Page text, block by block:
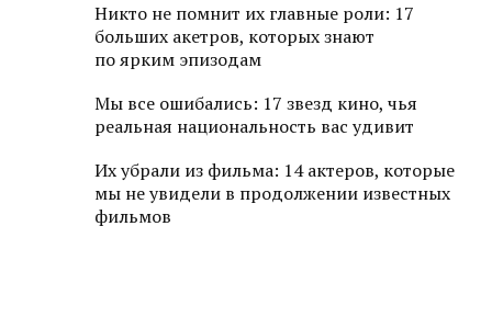
Никто не помнит их главные роли: 17
больших акетров, которых знают
по ярким эпизодам
Мы все ошибались: 17 звезд кино, чья
реальная национальность вас удивит
Их убрали из фильма: 14 актеров, которые
мы не увидели в продолжении известных
фильмов